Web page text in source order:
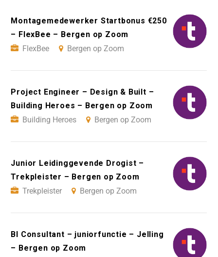
Montagemedewerker Startbonus €250
– FlexBee – Bergen op Zoom
FlexBee
Bergen op Zoom
Project Engineer – Design & Built –
Building Heroes – Bergen op Zoom
Building Heroes
Bergen op Zoom
Junior Leidinggevende Drogist –
Trekpleister – Bergen op Zoom
Trekpleister
Bergen op Zoom
BI Consultant – juniorfunctie – Jelling
– Bergen op Zoom